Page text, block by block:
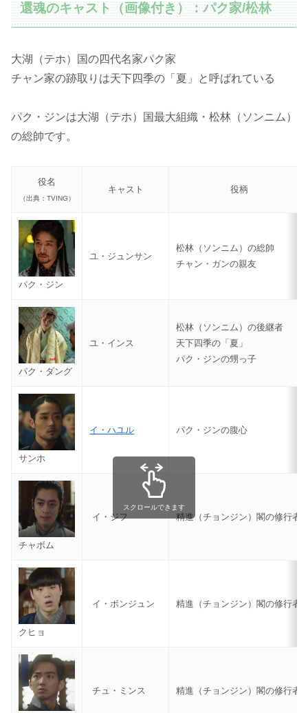
還魂のキャスト（画像付き）：パク家/松林
大湖（テホ）国の四代名家パク家
チャン家の跡取りは天下四季の「夏」と呼ばれている
パク・ジンは大湖（テホ）国最大組織・松林（ソンニム）
の総帥です。
役名
（出典：TVING）
キャスト 役柄
パク・ジン
ユ・ジュンサン
松林（ソンニム）の総帥
チャン・ガンの親友
パク・ダング
ユ・インス
松林（ソンニム）の後継者
天下四季の「夏」
パク・ジンの甥っ子
サンホ
イ・ハユル パク・ジンの腹心
チャボム
イ・ジフ 精進（チョンジン）閣の修行者
クヒョ
イ・ボンジュン 精進（チョンジン）閣の修行者
チュ・ミンス 精進（チョンジン）閣の修行者
スクロールできます